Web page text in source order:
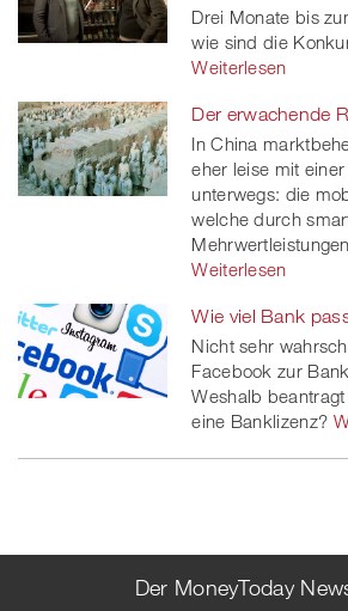
Drei Monate bis
wie sind die
Weiterlesen
Der erwachende
In China
eher leise mit
unterwegs: die
welche durch
Weiterlesen
Wie viel Bank
Nicht sehr
Facebook zur
Weshalb
eine Banklizenz?
Der MoneyToday